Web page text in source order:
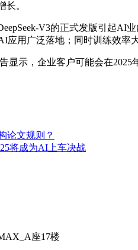
长。
V3的正式发版引起AI业
用广泛落地；同时训练效率
示，企业客户可能会在2025
论文规则？
将成为AI上车决战
座17楼